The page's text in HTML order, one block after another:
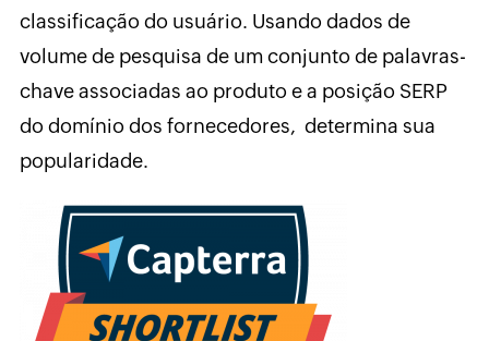
classificação do usuário. Usando dados de
volume de pesquisa de um conjunto de palavras-
chave associadas ao produto e a posição SERP
do domínio dos fornecedores, determina sua
popularidade.